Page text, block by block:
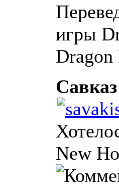
игры
Савказ
New